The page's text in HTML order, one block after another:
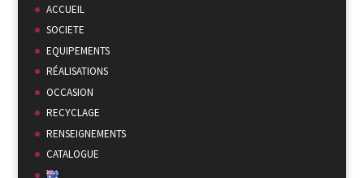
ACCUEIL
SOCIETE
EQUIPEMENTS
RÉALISATIONS
OCCASION
RECYCLAGE
RENSEIGNEMENTS
CATALOGUE